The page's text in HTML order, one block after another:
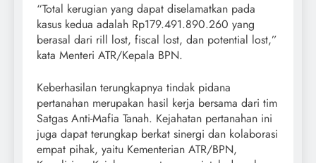
“Total kerugian yang dapat diselamatkan pada
kasus kedua adalah Rp179.491.890.260 yang
berasal dari rill lost, fiscal lost, dan potential lost,”
kata Menteri ATR/Kepala BPN.
Keberhasilan terungkapnya tindak pidana
pertanahan merupakan hasil kerja bersama dari tim
Satgas Anti-Mafia Tanah. Kejahatan pertanahan ini
juga dapat terungkap berkat sinergi dan kolaborasi
empat pihak, yaitu Kementerian ATR/BPN,